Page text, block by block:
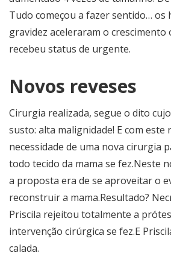
Tudo começou a fazer sentido… os
gravidez aceleraram o
recebeu status de urgente.
Novos reveses
Cirurgia realizada, segue o dito
susto: alta malignidade! E com este
necessidade de uma nova cirurgia
todo tecido da mama se fez.Neste
a proposta era de se aproveitar o
reconstruir a mama.Resultado?
Priscila rejeitou totalmente a
intervenção cirúrgica se fez.E
calada.